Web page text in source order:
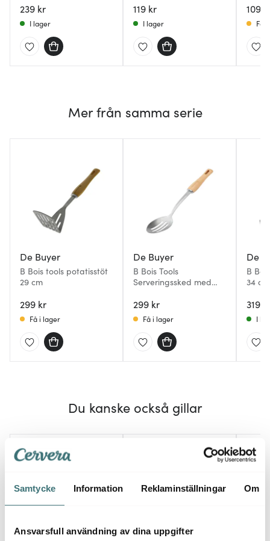
Samtycke Information Reklaminställningar Om
Ansvarsfull användning av dina uppgifter
239 kr
I lager
119 kr
I lager
109
Få
Mer från samma serie
De Buyer
B Bois tools potatisstöt
29 cm
299 kr
Få i lager
De Buyer
B Bois Tools
Serveringssked med
299 kr
Få i lager
De
B
34 cm
319
I
Du kanske också gillar